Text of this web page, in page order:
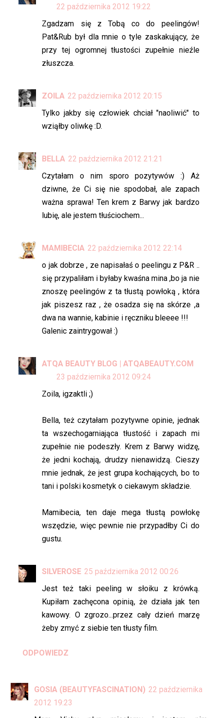
22 października 2012 19:22
Zgadzam się z Tobą co do peelingów!
Pat&Rub był dla mnie o tyle zaskakujący, że
przy tej ogromnej tłustości zupełnie nieźle
złuszcza.
ZOILA 22 października 2012 20:15
Tylko jakby się człowiek chciał "naoliwić" to
wziąłby oliwkę :D.
BELLA 22 października 2012 21:21
Czytałam o nim sporo pozytywów :) Aż
dziwne, że Ci się nie spodobał, ale zapach
ważna sprawa! Ten krem z Barwy jak bardzo
lubię, ale jestem tłuściochem...
MAMIBECIA 22 października 2012 22:14
o jak dobrze , ze napisałaś o peelingu z P&R ..
się przypaliłam i byłaby kwaśna mina ,bo ja nie
znoszę peelingów z ta tłustą powłoką , która
jak piszesz raz , że osadza się na skórze ,a
dwa na wannie, kabinie i ręczniku bleeee !!!
Galenic zaintrygował :)
ATQA BEAUTY BLOG | ATQABEAUTY.COM
23 października 2012 09:24
Zoila, igzaktli ;)
Bella, też czytałam pozytywne opinie, jednak
ta wszechogarniająca tłustość i zapach mi
zupełnie nie podeszły. Krem z Barwy widzę,
że jedni kochają, drudzy nienawidzą. Cieszy
mnie jednak, że jest grupa kochających, bo to
tani i polski kosmetyk o ciekawym składzie.
Mamibecia, ten daje mega tłustą powłokę
wszędzie, więc pewnie nie przypadłby Ci do
gustu.
SILVEROSE 25 października 2012 00:26
Jest też taki peeling w słoiku z krówką.
Kupiłam zachęcona opinią, że działa jak ten
kawowy. O zgrozo...przez cały dzień marzę
żeby zmyć z siebie ten tłusty film.
ODPOWIEDZ
GOSIA (BEAUTYFASCINATION) 22 października
2012 19:23